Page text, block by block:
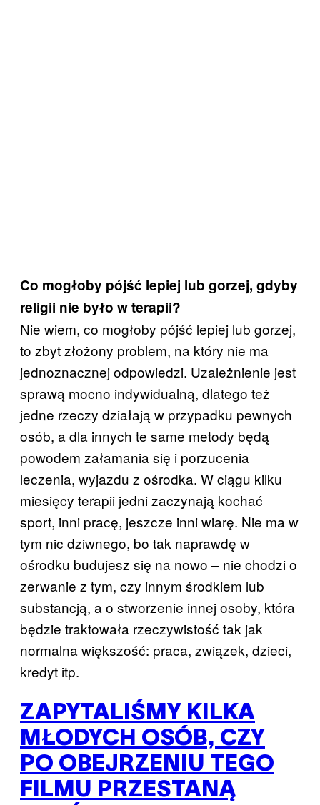
Co mogłoby pójść lepiej lub gorzej, gdyby
religii nie było w terapii?
Nie wiem, co mogłoby pójść lepiej lub gorzej,
to zbyt złożony problem, na który nie ma
jednoznacznej odpowiedzi. Uzależnienie jest
sprawą mocno indywidualną, dlatego też
jedne rzeczy działają w przypadku pewnych
osób, a dla innych te same metody będą
powodem załamania się i porzucenia
leczenia, wyjazdu z ośrodka. W ciągu kilku
miesięcy terapii jedni zaczynają kochać
sport, inni pracę, jeszcze inni wiarę. Nie ma w
tym nic dziwnego, bo tak naprawdę w
ośrodku budujesz się na nowo – nie chodzi o
zerwanie z tym, czy innym środkiem lub
substancją, a o stworzenie innej osoby, która
będzie traktowała rzeczywistość tak jak
normalna większość: praca, związek, dzieci,
kredyt itp.
ZAPYTALIŚMY KILKA
MŁODYCH OSÓB, CZY
PO OBEJRZENIU TEGO
FILMU PRZESTANĄ